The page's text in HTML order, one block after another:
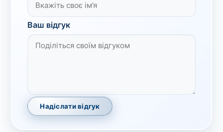
Ваш відгук
Надіслати відгук
Попередній запис на дослідження не
зіскрібки. Взяття біоматеріалу для них
Зберегти